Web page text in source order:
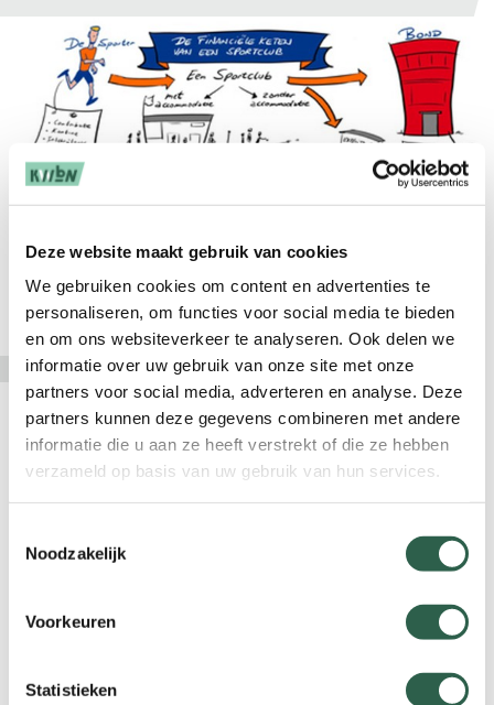
Deze website maakt gebruik van cookies
We gebruiken cookies om content en advertenties te
personaliseren, om functies voor social media te bieden
en om ons websiteverkeer te analyseren. Ook delen we
informatie over uw gebruik van onze site met onze
partners voor social media, adverteren en analyse. Deze
partners kunnen deze gegevens combineren met andere
informatie die u aan ze heeft verstrekt of die ze hebben
verzameld op basis van uw gebruik van hun services.
Noodzakelijk
Voorkeuren
Statistieken
Maak gebruik van de
mogelijkheden
voor niets; het is belangrijk dat je er als
sportvereniging of –stichting gebruik van
maakt. Blijf aan je betalingsverplichtingen
voldoen, ook richting je sportbond, en vraag
op die manier houden we de complete